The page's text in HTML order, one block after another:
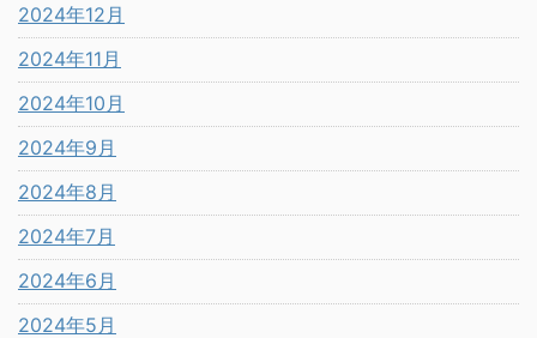
2024年12月
2024年11月
2024年10月
2024年9月
2024年8月
2024年7月
2024年6月
2024年5月